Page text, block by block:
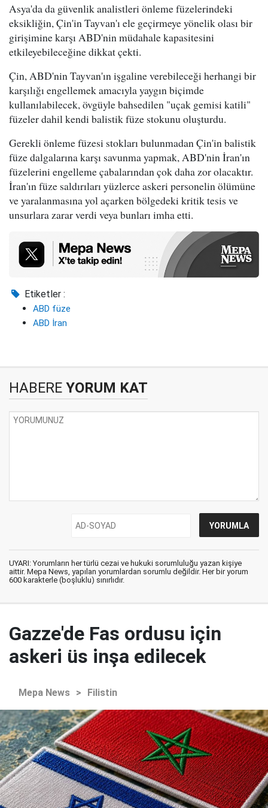
Asya'da da güvenlik analistleri önleme füzelerindeki
eksikliğin, Çin'in Tayvan'ı ele geçirmeye yönelik olası bir
girişimine karşı ABD'nin müdahale kapasitesini
etkileyebileceğine dikkat çekti.
Çin, ABD'nin Tayvan'ın işgaline verebileceği herhangi bir
karşılığı engellemek amacıyla yaygın biçimde
kullanılabilecek, övgüyle bahsedilen "uçak gemisi katili"
füzeler dahil kendi balistik füze stokunu oluşturdu.
Gerekli önleme füzesi stokları bulunmadan Çin'in balistik
füze dalgalarına karşı savunma yapmak, ABD'nin İran'ın
füzelerini engelleme çabalarından çok daha zor olacaktır.
İran'ın füze saldırıları yüzlerce askeri personelin ölümüne
ve yaralanmasına yol açarken bölgedeki kritik tesis ve
unsurlara zarar verdi veya bunları imha etti.
Etiketler :
ABD füze
ABD İran
HABERE YORUM KAT
UYARI: Yorumların her türlü cezai ve hukuki sorumluluğu yazan kişiye
aittir. Mepa News, yapılan yorumlardan sorumlu değildir. Her bir yorum
600 karakterle (boşluklu) sınırlıdır.
Gazze'de Fas ordusu için
askeri üs inşa edilecek
Mepa News > Filistin